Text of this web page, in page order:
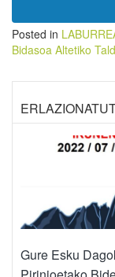
Posted in
Bidasoa Altetiko
Gure Esku